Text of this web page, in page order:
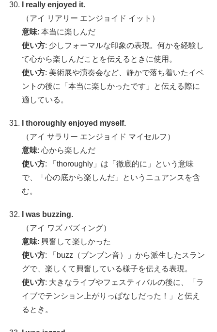
I really enjoyed it.
（アイ リアリー エンジョイド イット）
意味: 本当に楽しんだ
使い方: 少しフォーマルな印象の表現。何かを経験し
て心から楽しんだことを伝えるときに使用。
使い方: 美術展や演奏会など、静かで落ち着いたイベ
ントの後に「本当に楽しかったです」と伝える際に
適している。
I thoroughly enjoyed myself.
（アイ サラリー エンジョイド マイセルフ）
意味: 心から楽しんだ
使い方: 「thoroughly」は「徹底的に」という意味
で、「心の底から楽しんだ」というニュアンスを含
む。
I was buzzing.
（アイ ワズ バズィング）
意味: 興奮して楽しかった
使い方: 「buzz（ブンブン音）」から派生したスラン
グで、楽しくて興奮している様子を伝える表現。
使い方: 大きなライブやフェスティバルの後に、「ラ
イブでテンション上がりっぱなしだった！」と伝え
るとき。